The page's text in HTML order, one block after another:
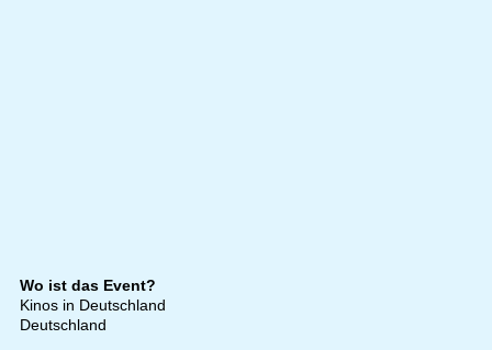
Wo ist das Event?
Kinos in Deutschland
Deutschland